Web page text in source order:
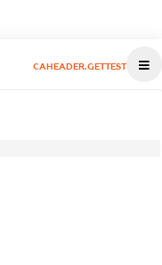
CAHEADER.GETTEST